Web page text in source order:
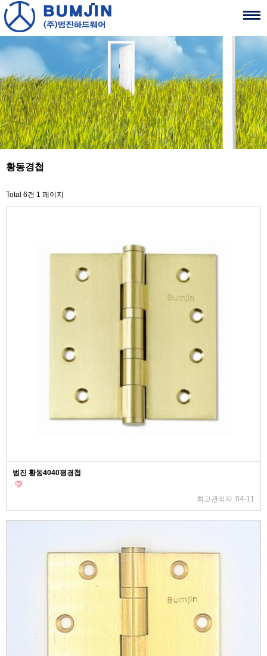
황동경첩
Total 6건 1 페이지
범진 황동4040평경첩
최고관리자 04-11